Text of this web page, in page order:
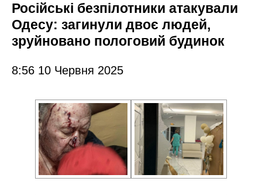
Російські безпілотники атакували
Одесу: загинули двоє людей,
зруйновано пологовий будинок
8:56 10 Червня 2025